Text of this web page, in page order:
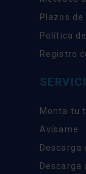
Plazos
Política
Registro
Monta tu
Avísame
Descarga
Descarga